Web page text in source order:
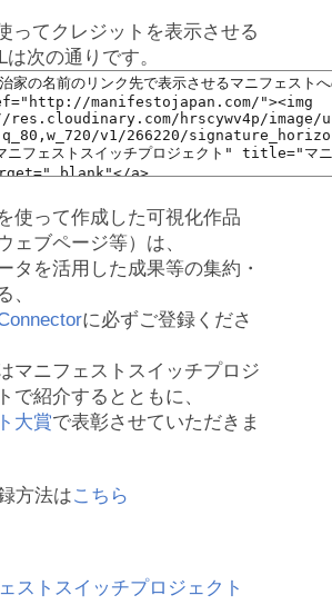
ってクレジットを表示させる
次の通りです。
使って作成した可視化作品
ェブページ等）は、
タを活用した成果等の集約・
、
に必ずご登録くださ
マニフェストスイッチプロジ
で紹介するとともに、
大賞で表彰させていただきま
方法はこちら